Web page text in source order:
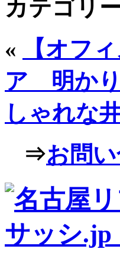
カテゴリ
«
【オフ
ア 明かり
しゃれな
⇒お問